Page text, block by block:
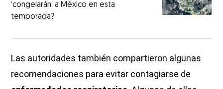
‘congelarán’ a México en esta
temporada?
Las autoridades también compartieron algunas
recomendaciones para evitar contagiarse de